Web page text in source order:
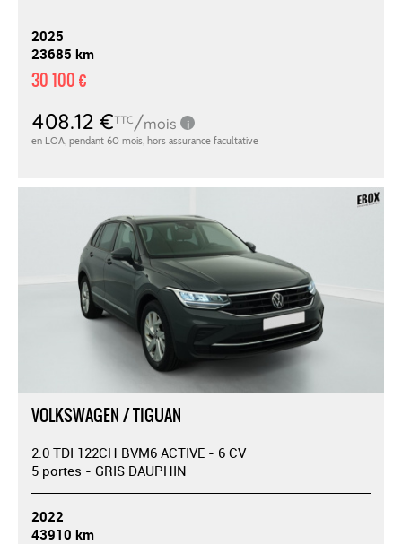
2025
23685 km
30 100 €
VOLKSWAGEN / TIGUAN
2.0 TDI 122CH BVM6 ACTIVE - 6 CV
5 portes - GRIS DAUPHIN
2022
43910 km